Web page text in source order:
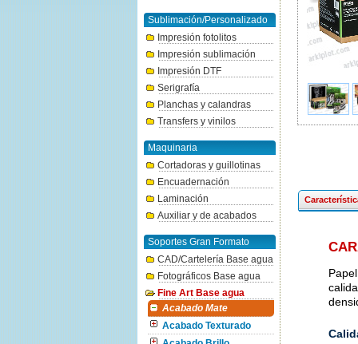
Sublimación/Personalizado
Impresión fotolitos
Impresión sublimación
Impresión DTF
Serigrafía
Planchas y calandras
Transfers y vinilos
Maquinaria
Cortadoras y guillotinas
Encuadernación
Laminación
Auxiliar y de acabados
Soportes Gran Formato
CAD/Cartelería Base agua
Fotográficos Base agua
Fine Art Base agua
Acabado Mate
Acabado Texturado